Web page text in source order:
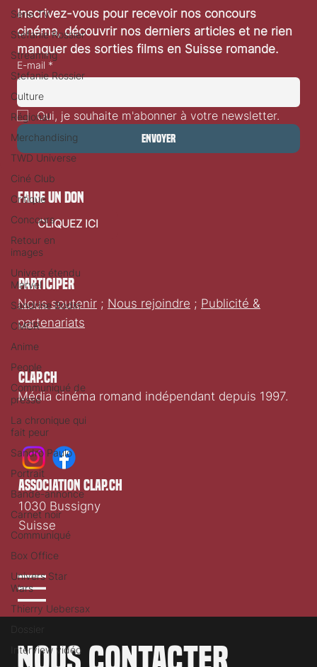
Série TV
Stéfanie Rossier
Streaming
Stefanie Rossier
Culture
Régional
Merchandising
TWD Universe
Ciné Club
Critique
Concours
Retour en
images
Univers étendu
Marvel
Sandrine Bodin
CMCR
Anime
People
Communiqué de
presse
La chronique qui
fait peur
Sandro Paulo
Portrait
Bande-annonce
Carnet noir
Communiqué
Box Office
Univers Star
Wars
Thierry Uebersax
Interview vidéo
Inscrivez-vous pour recevoir nos concours
cinéma, découvrir nos derniers articles et ne rien
manquer des sorties films en Suisse romande.
E-mail *
Oui, je souhaite m'abonner à votre newsletter.
Envoyer
Clap.ch
Média cinéma romand indépendant depuis 1997.
Participer
Nous soutenir ; Nous rejoindre ; Publicité &
partenariats
faire un don
CLIQUEZ ICI
association clap.ch
1030 Bussigny
Suisse